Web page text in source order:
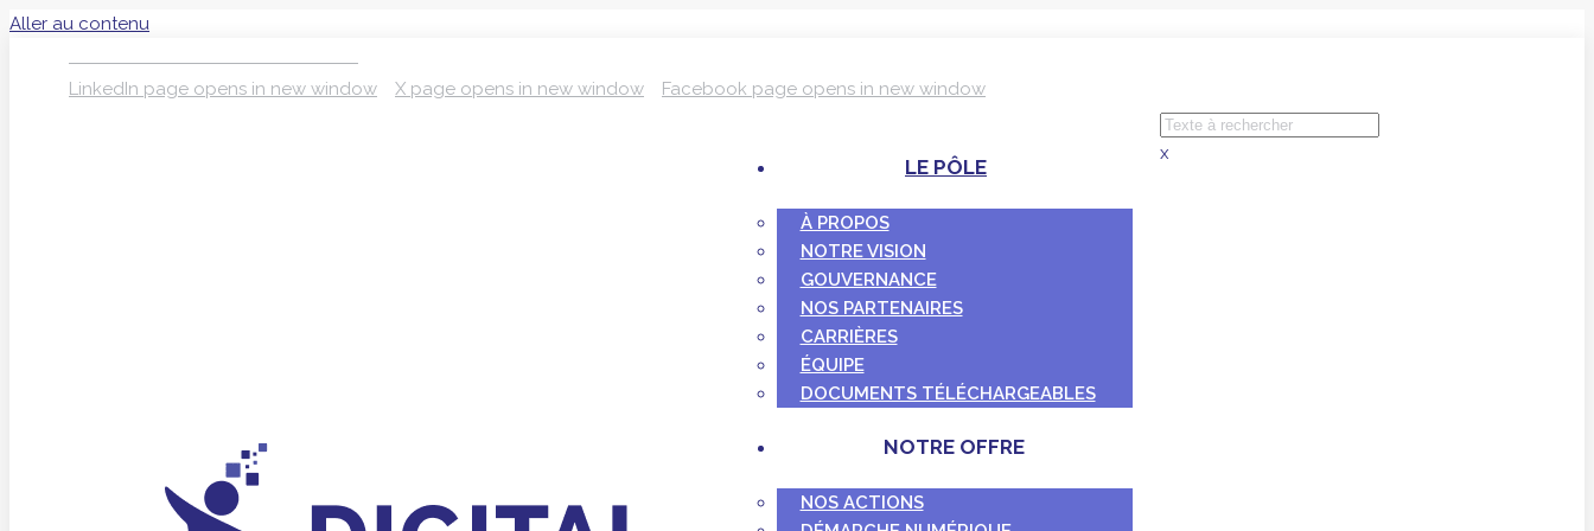
Aller au contenu
LinkedIn page opens in new window X page opens in new window Facebook page opens in new window
LE PÔLE
À PROPOS
NOTRE VISION
GOUVERNANCE
NOS PARTENAIRES
CARRIÈRES
ÉQUIPE
DOCUMENTS TÉLÉCHARGEABLES
NOTRE OFFRE
NOS ACTIONS
x